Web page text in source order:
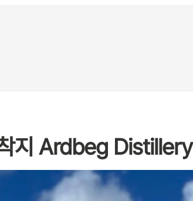
지 Ardbeg Distillery